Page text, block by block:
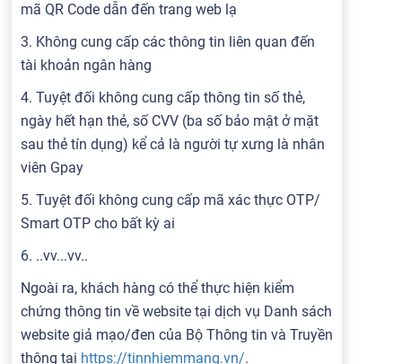
mã QR Code dẫn đến trang web lạ
3. Không cung cấp các thông tin liên quan đến
tài khoản ngân hàng
4. Tuyệt đối không cung cấp thông tin số thẻ,
ngày hết hạn thẻ, số CVV (ba số bảo mật ở mặt
sau thẻ tín dụng) kể cả là người tự xưng là nhân
viên Gpay
5. Tuyệt đối không cung cấp mã xác thực OTP/
Smart OTP cho bất kỳ ai
6. ..vv...vv..
Ngoài ra, khách hàng có thể thực hiện kiểm
chứng thông tin về website tại dịch vụ Danh sách
website giả mạo/đen của Bộ Thông tin và Truyền
thông tại https://tinnhiemmang.vn/.